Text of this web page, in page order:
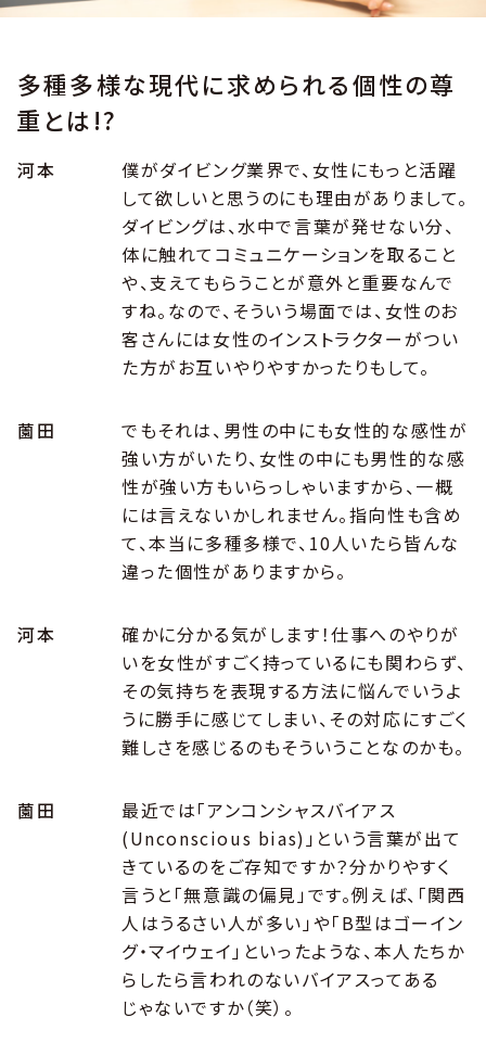
多種多様な現代に求められる個性の尊
重とは!?
河本
僕がダイビング業界で、女性にもっと活躍
して欲しいと思うのにも理由がありまして。
ダイビングは、水中で言葉が発せない分、
体に触れてコミュニケーションを取ること
や、支えてもらうことが意外と重要なんで
すね。なので、そういう場面では、女性のお
客さんには女性のインストラクターがつい
た方がお互いやりやすかったりもして。
薗田
でもそれは、男性の中にも女性的な感性が
強い方がいたり、女性の中にも男性的な感
性が強い方もいらっしゃいますから、一概
には言えないかしれません。指向性も含め
て、本当に多種多様で、10人いたら皆んな
違った個性がありますから。
河本
確かに分かる気がします！仕事へのやりが
いを女性がすごく持っているにも関わらず、
その気持ちを表現する方法に悩んでいうよ
うに勝手に感じてしまい、その対応にすごく
難しさを感じるのもそういうことなのかも。
薗田
最近では「アンコンシャスバイアス
(Unconscious bias)」という言葉が出て
きているのをご存知ですか？分かりやすく
言うと「無意識の偏見」です。例えば、「関西
人はうるさい人が多い」や「B型はゴーイン
グ・マイウェイ」といったような、本人たちか
らしたら言われのないバイアスってある
じゃないですか（笑）。